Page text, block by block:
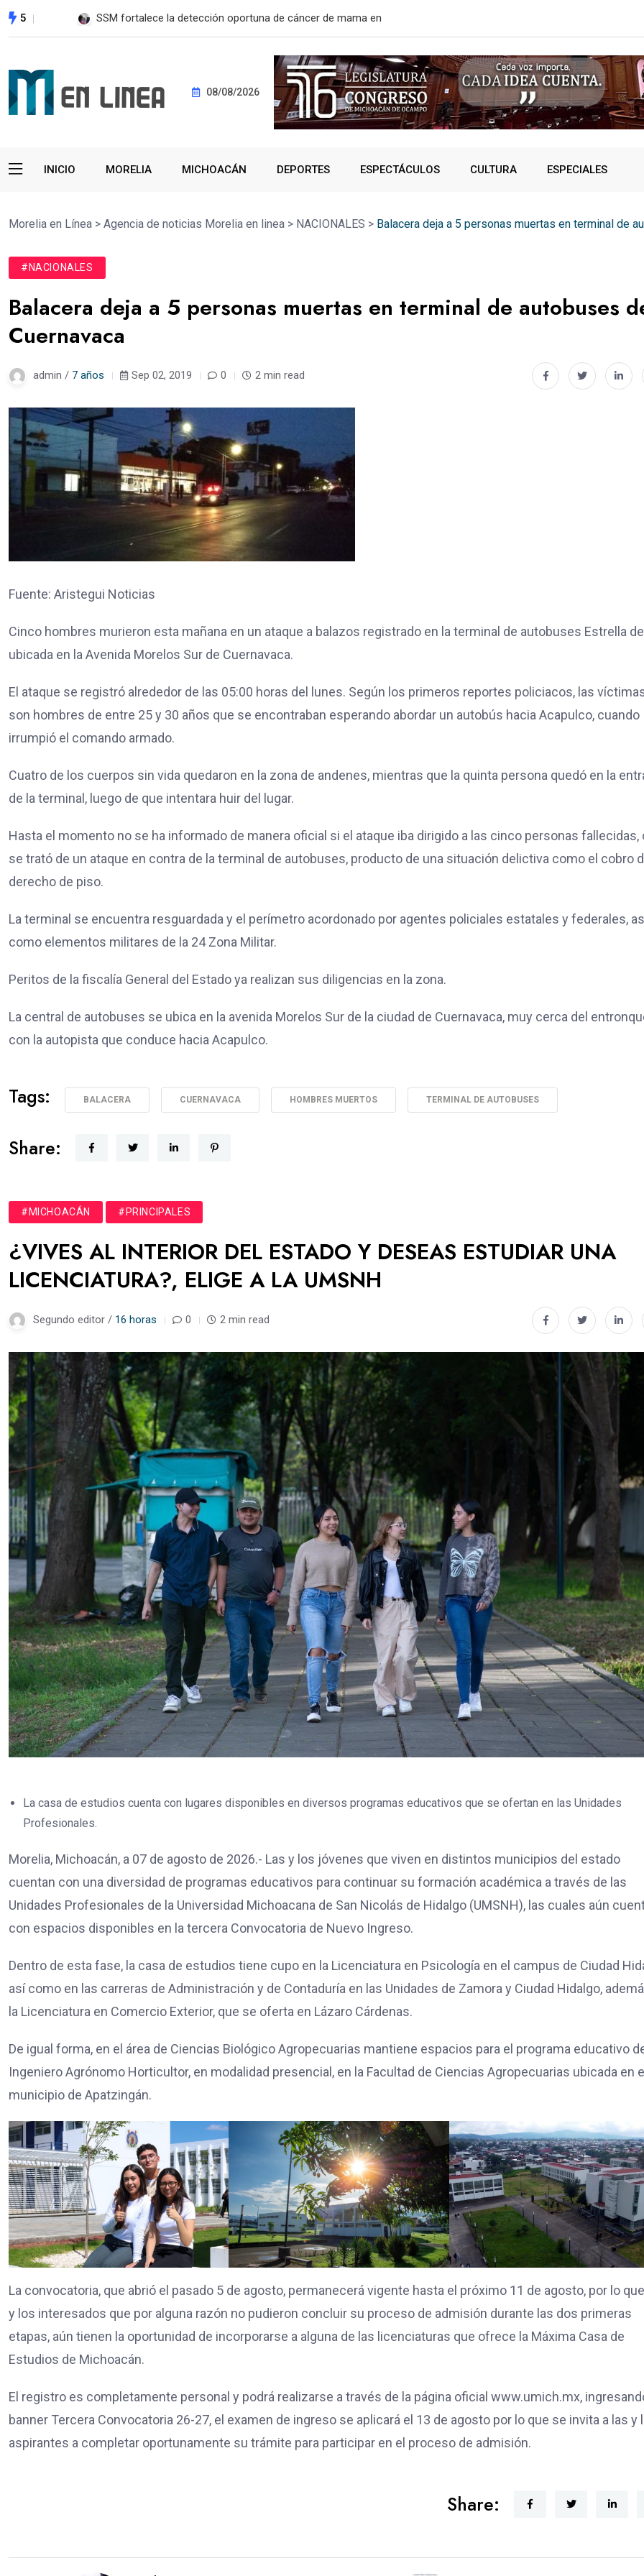
5 EE. UU. reanudará exportación de aguacate a partir de mañana
08/08/2026
INICIO MORELIA MICHOACÁN DEPORTES ESPECTÁCULOS CULTURA ESPECIALES
Morelia en Línea > Agencia de noticias Morelia en linea > NACIONALES > Balacera deja a 5 personas muertas en terminal de
#NACIONALES
Balacera deja a 5 personas muertas en terminal de autobuses
Cuernavaca
admin / 7 años Sep 02, 2019 0 2 min read
Fuente: Aristegui Noticias
Cinco hombres murieron esta mañana en un ataque a balazos registrado en la terminal de autobuses Estrella
ubicada en la Avenida Morelos Sur de Cuernavaca.
El ataque se registró alrededor de las 05:00 horas del lunes. Según los primeros reportes policiacos, las
son hombres de entre 25 y 30 años que se encontraban esperando abordar un autobús hacia Acapulco, cuando
irrumpió el comando armado.
Cuatro de los cuerpos sin vida quedaron en la zona de andenes, mientras que la quinta persona quedó en la
de la terminal, luego de que intentara huir del lugar.
Hasta el momento no se ha informado de manera oficial si el ataque iba dirigido a las cinco personas fallecidas,
se trató de un ataque en contra de la terminal de autobuses, producto de una situación delictiva como el cobro
derecho de piso.
La terminal se encuentra resguardada y el perímetro acordonado por agentes policiales estatales y federales,
como elementos militares de la 24 Zona Militar.
Peritos de la fiscalía General del Estado ya realizan sus diligencias en la zona.
La central de autobuses se ubica en la avenida Morelos Sur de la ciudad de Cuernavaca, muy cerca del
con la autopista que conduce hacia Acapulco.
Tags: BALACERA CUERNAVACA HOMBRES MUERTOS TERMINAL DE AUTOBUSES
Share:
#MICHOACÁN #PRINCIPALES
¿VIVES AL INTERIOR DEL ESTADO Y DESEAS ESTUDIAR UNA
LICENCIATURA?, ELIGE A LA UMSNH
Segundo editor / 16 horas 0 2 min read
La casa de estudios cuenta con lugares disponibles en diversos programas educativos que se ofertan en las Unidades
Profesionales.
Morelia, Michoacán, a 07 de agosto de 2026.- Las y los jóvenes que viven en distintos municipios del estado
cuentan con una diversidad de programas educativos para continuar su formación académica a través de las
Unidades Profesionales de la Universidad Michoacana de San Nicolás de Hidalgo (UMSNH), las cuales aún
con espacios disponibles en la tercera Convocatoria de Nuevo Ingreso.
Dentro de esta fase, la casa de estudios tiene cupo en la Licenciatura en Psicología en el campus de Ciudad
así como en las carreras de Administración y de Contaduría en las Unidades de Zamora y Ciudad Hidalgo,
la Licenciatura en Comercio Exterior, que se oferta en Lázaro Cárdenas.
De igual forma, en el área de Ciencias Biológico Agropecuarias mantiene espacios para el programa educativo
Ingeniero Agrónomo Horticultor, en modalidad presencial, en la Facultad de Ciencias Agropecuarias ubicada en
municipio de Apatzingán.
La convocatoria, que abrió el pasado 5 de agosto, permanecerá vigente hasta el próximo 11 de agosto, por lo
y los interesados que por alguna razón no pudieron concluir su proceso de admisión durante las dos primeras
etapas, aún tienen la oportunidad de incorporarse a alguna de las licenciaturas que ofrece la Máxima Casa de
Estudios de Michoacán.
El registro es completamente personal y podrá realizarse a través de la página oficial www.umich.mx,
banner Tercera Convocatoria 26-27, el examen de ingreso se aplicará el 13 de agosto por lo que se invita a las y
aspirantes a completar oportunamente su trámite para participar en el proceso de admisión.
Share: